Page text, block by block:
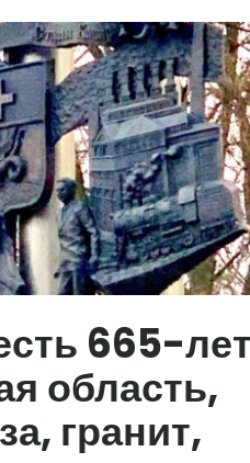
665-
область,
гранит,